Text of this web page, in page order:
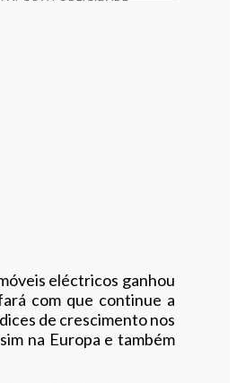
eléctricos ganhou
com que continue a
de crescimento nos
na Europa e também